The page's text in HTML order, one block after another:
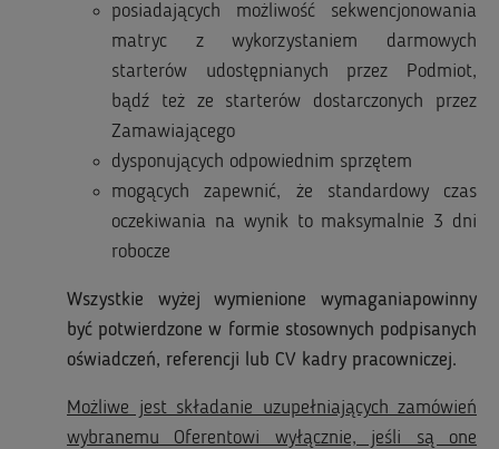
posiadających możliwość sekwencjonowania
matryc z wykorzystaniem darmowych
starterów udostępnianych przez Podmiot,
bądź też ze starterów dostarczonych przez
Zamawiającego
dysponujących odpowiednim sprzętem
mogących zapewnić, że standardowy czas
oczekiwania na wynik to maksymalnie 3 dni
robocze
Wszystkie wyżej wymienione wymaganiapowinny
być potwierdzone w formie stosownych podpisanych
oświadczeń, referencji lub CV kadry pracowniczej.
Możliwe jest składanie uzupełniających zamówień
wybranemu Oferentowi wyłącznie, jeśli są one